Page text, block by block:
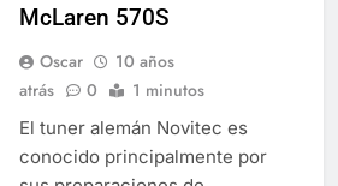
McLaren 570S
Oscar
10 años
atrás
0 1 minutos
El tuner alemán Novitec es
conocido principalmente por